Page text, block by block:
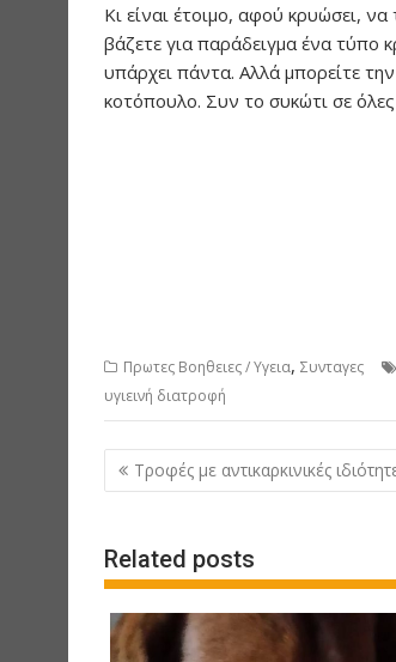
Κι είναι έτοιμο, αφού κρυώσει,
βάζετε για παράδειγμα ένα τύπο
υπάρχει πάντα. Αλλά μπορείτε
κοτόπουλο. Συν το συκώτι σε
Πρωτες Βοηθειες / Υγεια, Συνταγες
υγιεινή διατροφή
P
o
t
n
a
Τροφές με αντικαρκινικές
Related posts